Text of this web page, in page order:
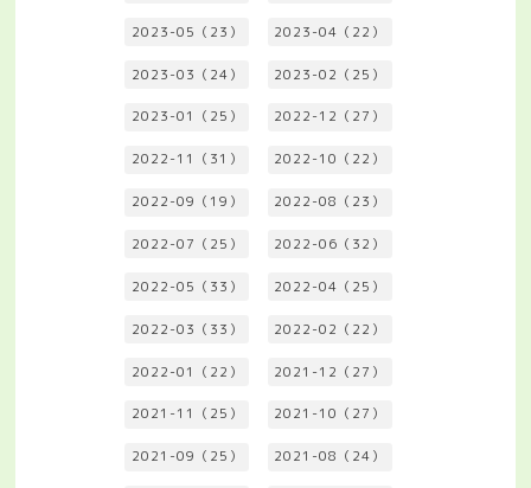
2023-05（23） 2023-04（22）
2023-03（24） 2023-02（25）
2023-01（25） 2022-12（27）
2022-11（31） 2022-10（22）
2022-09（19） 2022-08（23）
2022-07（25） 2022-06（32）
2022-05（33） 2022-04（25）
2022-03（33） 2022-02（22）
2022-01（22） 2021-12（27）
2021-11（25） 2021-10（27）
2021-09（25） 2021-08（24）